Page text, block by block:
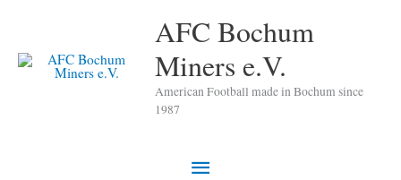
springen
AFC Bochum
Miners e.V.
American Football made in Bochum since
1987
Hauptmenü